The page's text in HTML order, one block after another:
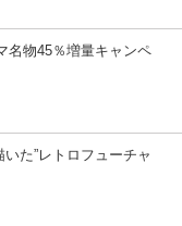
名物45％増量キャンペ
た”レトロフューチャ